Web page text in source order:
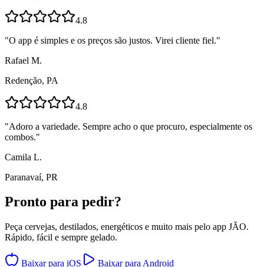
4.8
"O app é simples e os preços são justos. Virei cliente fiel."
Rafael M.
Redenção, PA
4.8
"Adoro a variedade. Sempre acho o que procuro, especialmente os
combos."
Camila L.
Paranavaí, PR
Pronto para pedir?
Peça cervejas, destilados, energéticos e muito mais pelo app JÃO.
Rápido, fácil e sempre gelado.
Baixar para iOS
Baixar para Android